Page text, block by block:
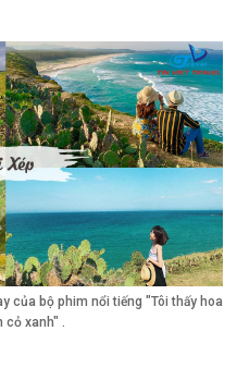
của bộ phim nổi tiếng "Tôi thấy hoa
xanh" .